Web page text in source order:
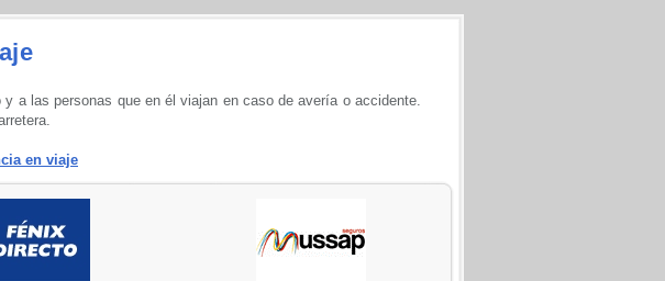
a las personas que en él viajan en caso de avería o accidente.
en viaje